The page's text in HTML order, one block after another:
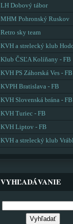
LH Dobový tábor
MHM Pohronský Ruskov
Retro sky team
KVH a strelecký klub
Klub ČSĽA Kolíňany - FB
KVH PS Záhorská Ves - FB
KVPH Bratislava - FB
KVH Slovenská brána - FB
KVH Turiec - FB
KVH Liptov - FB
KVH a strelecký klub
VYHĽADÁVANIE